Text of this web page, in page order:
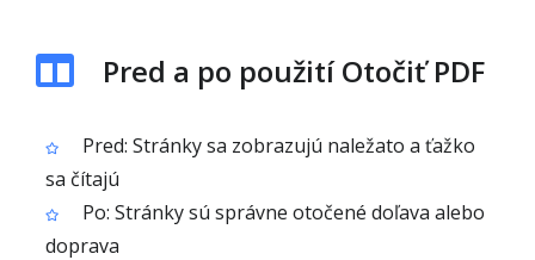
Pred a po použití Otočiť PDF
Pred: Stránky sa zobrazujú naležato a ťažko
sa čítajú
Po: Stránky sú správne otočené doľava alebo
doprava